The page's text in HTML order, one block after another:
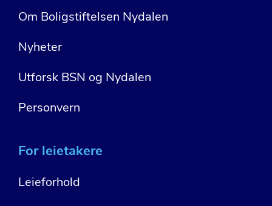
Om Boligstiftelsen Nydalen
Nyheter
Utforsk BSN og Nydalen
Personvern
For leietakere
Leieforhold